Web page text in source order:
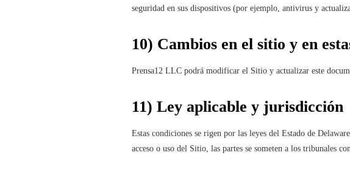
seguridad en sus dispositivos (por ejemplo, antivirus y
10) Cambios en el sitio y en
Prensa12 LLC podrá modificar el Sitio y actualizar este
11) Ley aplicable y jurisdicción
Estas condiciones se rigen por las leyes del Estado de
acceso o uso del Sitio, las partes se someten a los tribunales